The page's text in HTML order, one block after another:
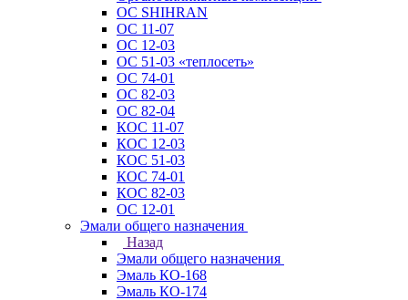
ОС SHIHRAN
ОС 11-07
ОС 12-03
ОС 51-03 «теплосеть»
ОС 74-01
ОС 82-03
ОС 82-04
КОС 11-07
КОС 12-03
КОС 51-03
КОС 74-01
КОС 82-03
ОС 12-01
Эмали общего назначения
Назад
Эмали общего назначения
Эмаль КО-168
Эмаль КО-174